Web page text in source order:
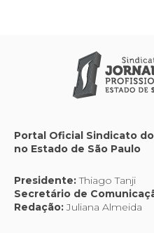
Portal Oficial Sindicato
no Estado de São Paulo
Presidente:Thiago Tanji
Secretário de
Redação:Juliana Almeida